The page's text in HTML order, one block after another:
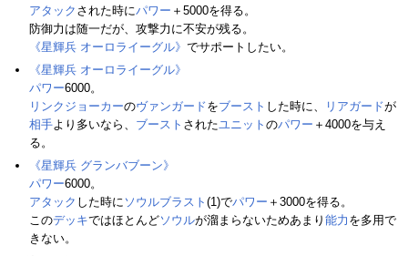
アタック された時にパワー ＋5000を得る。
防御力は随一だが、攻撃力に不安が残る。
《星輝兵 オーロライーグル》 でサポートしたい。
《星輝兵 オーロライーグル》
パワー6000。
リンクジョーカーのヴァンガードをブースト した時に、 リアガードが
相手より多いなら、 ブースト されたユニット のパワー ＋4000を与え
る。
《星輝兵 グランバブーン》
パワー6000。
アタック した時に ソウルブラスト (1)でパワー ＋3000を得る。
このデッキではほとんどソウルが溜まらないためあまり 能力 を多用で
きない。